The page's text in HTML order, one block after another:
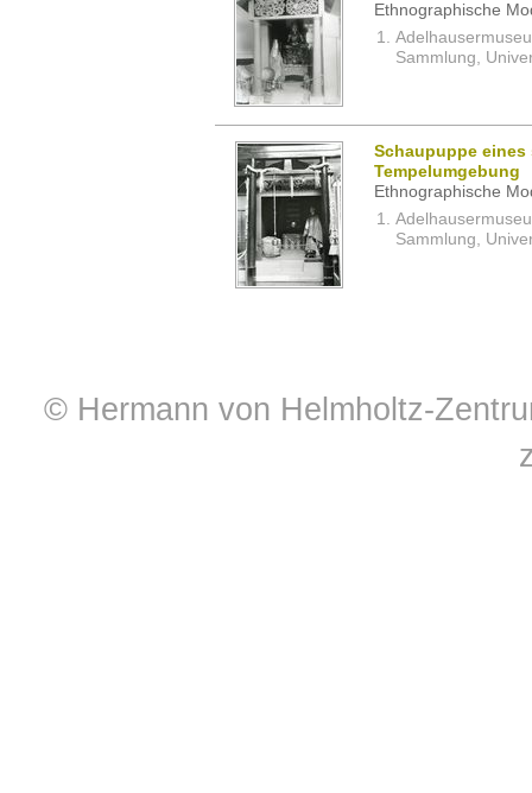
Ethnographische
Sammlung,
Schaupuppe
Tempelumgebung
Ethnographische
Sammlung,
© Hermann von Helmholtz-